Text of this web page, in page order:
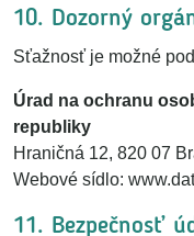
10. Dozorný
Sťažnosť je možné
Úrad na ochranu
republiky
Hraničná 12, 820 07
Webové sídlo:
11. Bezpečnosť